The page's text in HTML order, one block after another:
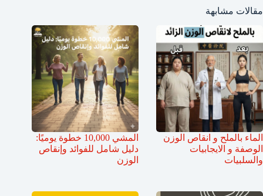
مقالات مشابهة
الماء بالملح و انقاص الوزن
الوصفة و الايجابيات
والسلبيات
المشي 10,000 خطوة يوميًا:
دليل شامل للفوائد وإنقاص
الوزن